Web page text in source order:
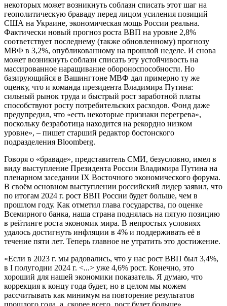
некоторых может возникнуть соблазн списать этот шаг на
геополитическую браваду перед лицом усиления позиций
США на Украине, экономическая мощь России реальна.
Фактически новый прогноз роста ВВП на уровне 2,8%
соответствует последнему (также обновленному) прогнозу
МВФ в 3,2%, опубликованному на прошлой неделе. И снова
может возникнуть соблазн списать эту устойчивость на
массированное наращивание обороноспособности. Но
базирующийся в Вашингтоне МВФ дал примерно ту же
оценку, что и команда президента Владимира Путина:
сильный рынок труда и быстрый рост заработной платы
способствуют росту потребительских расходов. Фонд даже
предупредил, что «есть некоторые признаки перегрева»,
поскольку безработица находится на рекордно низком
уровне», – пишет старший редактор бостонского
подразделения Bloomberg.
Говоря о «браваде», представитель СМИ, безусловно, имел в
виду выступление Президента России Владимира Путина на
пленарном заседании IX Восточного экономического форума.
В своём основном выступлении российский лидер заявил, что
по итогам 2024 г. рост ВВП России будет больше, чем в
прошлом году. Как отметил глава государства, по оценке
Всемирного банка, наша страна поднялась на пятую позицию
в рейтинге роста экономик мира. В непростых условиях
удалось достигнуть инфляции в 4% и поддерживать её в
течение пяти лет. Теперь главное не утратить это достижение.
«Если в 2023 г. мы радовались, что у нас рост ВВП был 3,4%,
в I полугодии 2024 г. <...> уже 4,6% рост. Конечно, это
хороший для нашей экономики показатель. Я думаю, что
коррекция к концу года будет, но в целом мы можем
рассчитывать как минимум на повторение результатов
прошлого года, а, скорее всего, рост будет больше».